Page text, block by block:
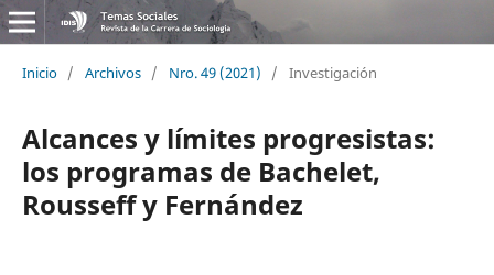
Inicio / Archivos / Nro. 49 (2021) / Investigación
Alcances y límites progresistas:
los programas de Bachelet,
Rousseff y Fernández